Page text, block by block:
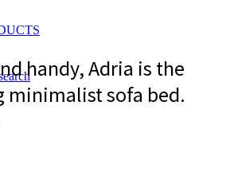
handy, Adria is the
minimalist sofa bed.